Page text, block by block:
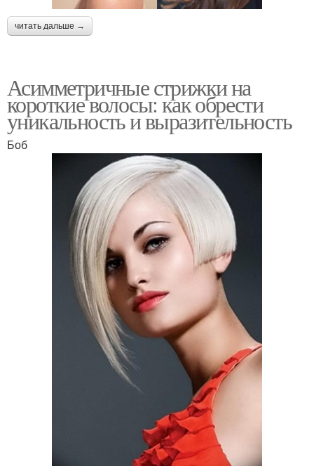
читать дальше →
Асимметричные стрижки на
короткие волосы: как обрести
уникальность и выразительность
Боб